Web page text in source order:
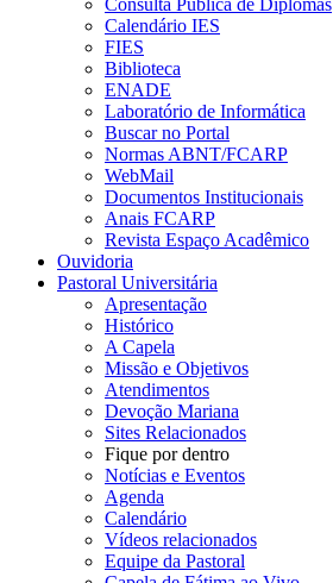
Consulta Pública de Diplomas
Calendário IES
FIES
Biblioteca
ENADE
Laboratório de Informática
Buscar no Portal
Normas ABNT/FCARP
WebMail
Documentos Institucionais
Anais FCARP
Revista Espaço Acadêmico
Ouvidoria
Pastoral Universitária
Apresentação
Histórico
A Capela
Missão e Objetivos
Atendimentos
Devoção Mariana
Sites Relacionados
Fique por dentro
Notícias e Eventos
Agenda
Calendário
Vídeos relacionados
Equipe da Pastoral